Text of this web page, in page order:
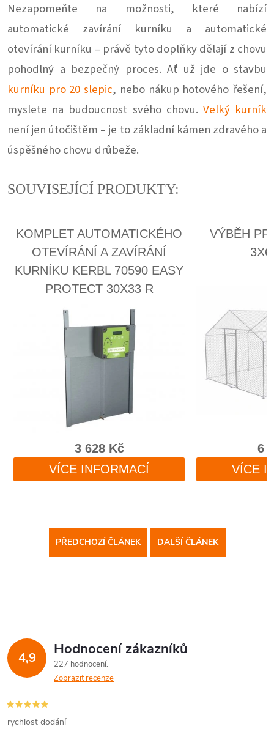
Nezapomeňte na možnosti, které nabízí
automatické zavírání kurníku a automatické
otevírání kurníku – právě tyto doplňky dělají z chovu
pohodlný a bezpečný proces. Ať už jde o stavbu
kurníku pro 20 slepic, nebo nákup hotového řešení,
myslete na budoucnost svého chovu. Velký kurník
není jen útočištěm – je to základní kámen zdravého a
úspěšného chovu drůbeže.
SOUVISEJÍCÍ PRODUKTY:
PŘEDCHOZÍ ČLÁNEK DALŠÍ ČLÁNEK
4,9 Hodnocení zákazníků
227 hodnocení
Zobrazit recenze
rychlost dodání